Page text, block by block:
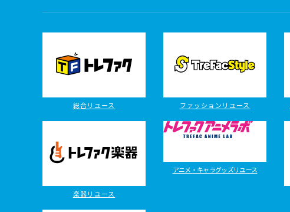
総合リユース ファッションリユース
楽器リユース
アニメ・キャラグッズリユース